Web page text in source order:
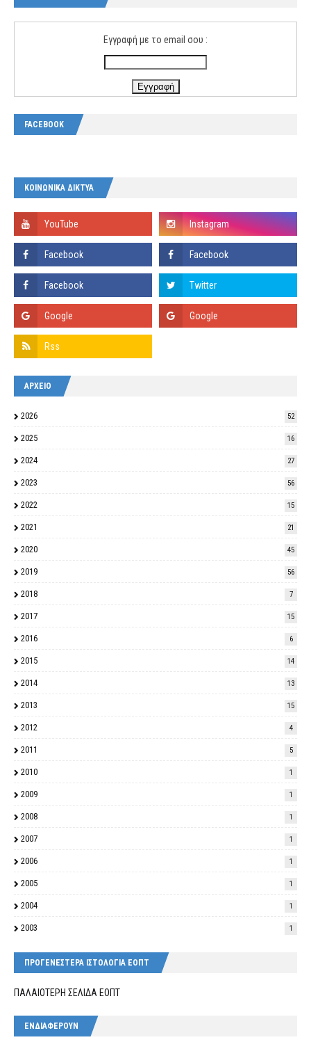
Εγγραφή με το email σου :
FACEBOOK
ΚΟΙΝΩΝΙΚΑ ΔΙΚΤΥΑ
ΑΡΧΕΙΟ
2026 52
2025 16
2024 27
2023 56
2022 15
2021 21
2020 45
2019 56
2018 7
2017 15
2016 6
2015 14
2014 13
2013 15
2012 4
2011 5
2010 1
2009 1
2008 1
2007 1
2006 1
2005 1
2004 1
2003 1
ΠΡΟΓΕΝΕΣΤΕΡΑ ΙΣΤΟΛΟΓΙΑ ΕΟΠΤ
ΠΑΛΑΙΟΤΕΡΗ ΣΕΛΙΔΑ ΕΟΠΤ
ΕΝΔΙΑΦΕΡΟΥΝ